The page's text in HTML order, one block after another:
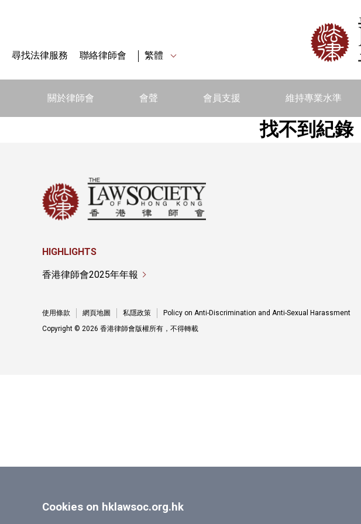
尋找法律服務 聯絡律師會 繁體
關於律師會 會聲 會員支援 維持專業水準
找不到紀錄
Cookies on hklawsoc.org.hk
HIGHLIGHTS
香港律師會2025年年報
使用條款 網頁地圖 私隱政策
Policy on Anti-Discrimination and Anti-Sexual Harassment
Copyright © 2026 香港律師會版權所有，不得轉載